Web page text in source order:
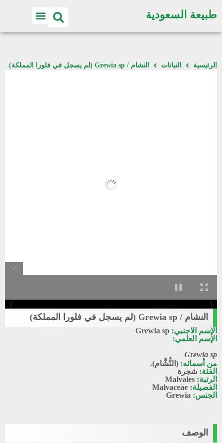
طبيعة السعودية
الرئيسية النباتات النشام / Grewia sp (لم يسجل في فلورا المملكة)
النشام / Grewia sp (لم يسجل في فلورا المملكة)
الإسم الاجنبي: Grewia sp
الإسم العلمي:
Grewia sp
من أسمائه: (النُّشَّام).
الفئة: شجرة
الرتبة: Malvales
الفصيلة: Malvaceae
الجنس: Grewia
الوصف